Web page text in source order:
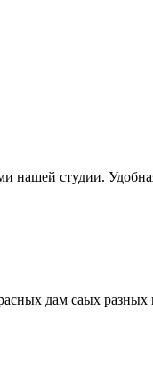
студии.
дам саых разных